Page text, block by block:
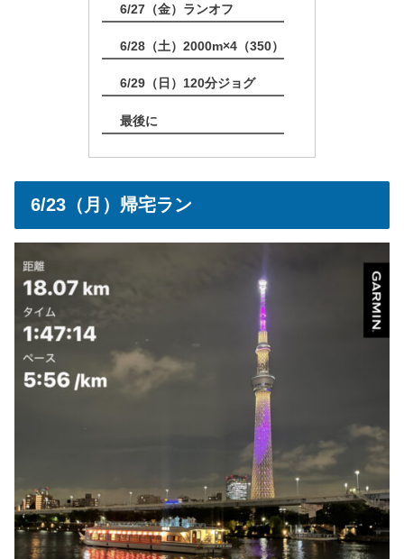
6/27（金）ランオフ
6/28（土）2000m×4（350）
6/29（日）120分ジョグ
最後に
6/23（月）帰宅ラン